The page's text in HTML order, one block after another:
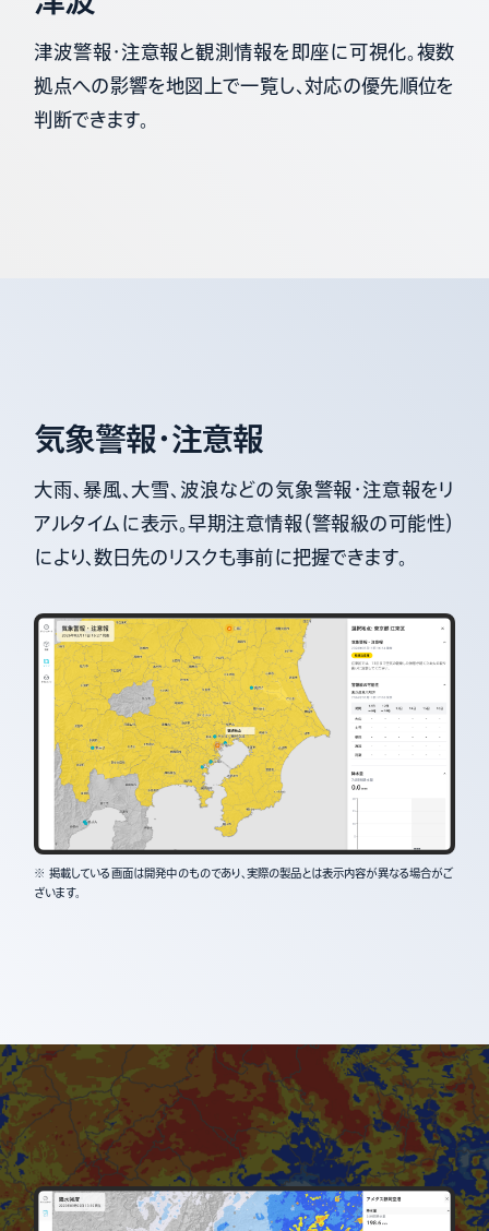
津波警報・注意報と観測情報を即座に可視化。複数
拠点への影響を地図上で一覧し、対応の優先順位を
判断できます。
気象警報・注意報
大雨、暴風、大雪、波浪などの気象警報・注意報をリ
アルタイムに表示。早期注意情報（警報級の可能性）
により、数日先のリスクも事前に把握できます。
※ 掲載している画面は開発中のものであり、実際の製品とは表示内容が異なる場合がご
ざいます。